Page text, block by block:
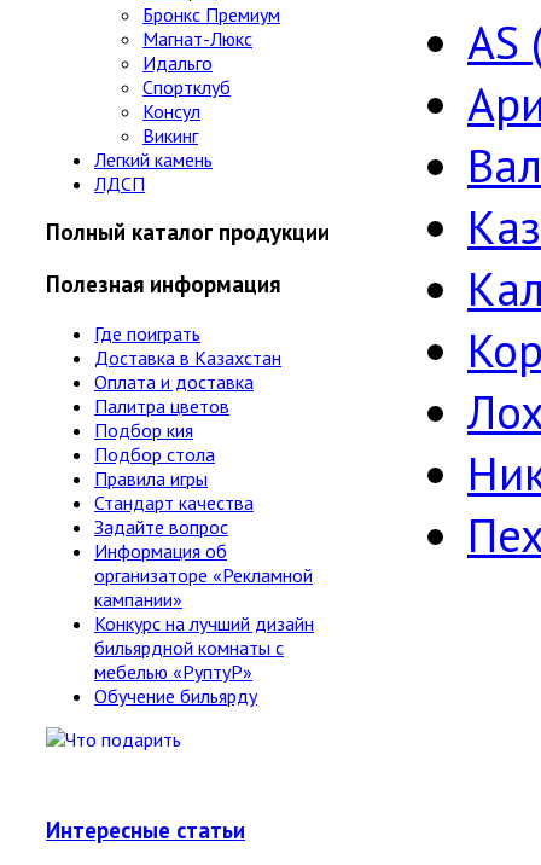
Бронкс Премиум
Магнат-Люкс
Идальго
Спортклуб
Консул
Викинг
Легкий камень
ЛДСП
Полный каталог продукции
Полезная информация
Где поиграть
Доставка в Казахстан
Оплата и доставка
Палитра цветов
Подбор кия
Подбор стола
Правила игры
Стандарт качества
Задайте вопрос
Информация об
организаторе «Рекламной
кампании»
Конкурс на лучший дизайн
бильярдной комнаты с
мебелью «РуптуР»
Обучение бильярду
Интересные статьи
AS